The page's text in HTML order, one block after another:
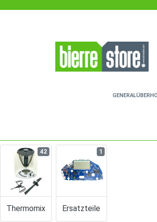
Thermomix
42
Ersatzteile
1